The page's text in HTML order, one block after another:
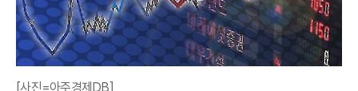
[사진=아주경제DB]